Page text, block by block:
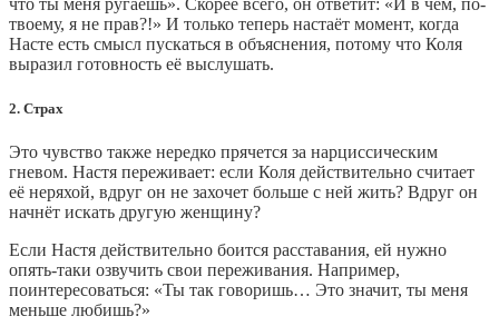
что ты меня ругаешь». Скорее всего, он ответит: «И в чём, по-
твоему, я не прав?!» И только теперь настаёт момент, когда
Насте есть смысл пускаться в объяснения, потому что Коля
выразил готовность её выслушать.
2. Страх
Это чувство также нередко прячется за нарциссическим
гневом. Настя переживает: если Коля действительно считает
её неряхой, вдруг он не захочет больше с ней жить? Вдруг он
начнёт искать другую женщину?
Если Настя действительно боится расставания, ей нужно
опять-таки озвучить свои переживания. Например,
поинтересоваться: «Ты так говоришь… Это значит, ты меня
меньше любишь?»